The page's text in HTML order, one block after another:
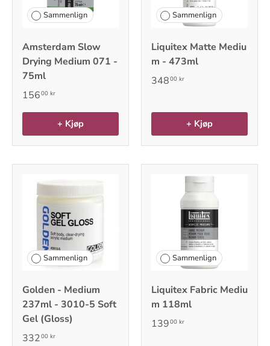
Sammenlign
Amsterdam Slow
Drying Medium 071 -
75ml
15600 kr
+ Kjøp
Sammenlign
Liquitex Matte Mediu
m - 473ml
34800 kr
+ Kjøp
Sammenlign
Golden - Medium
237ml - 3010-5 Soft
Gel (Gloss)
33200 kr
Sammenlign
Liquitex Fabric Mediu
m 118ml
13900 kr